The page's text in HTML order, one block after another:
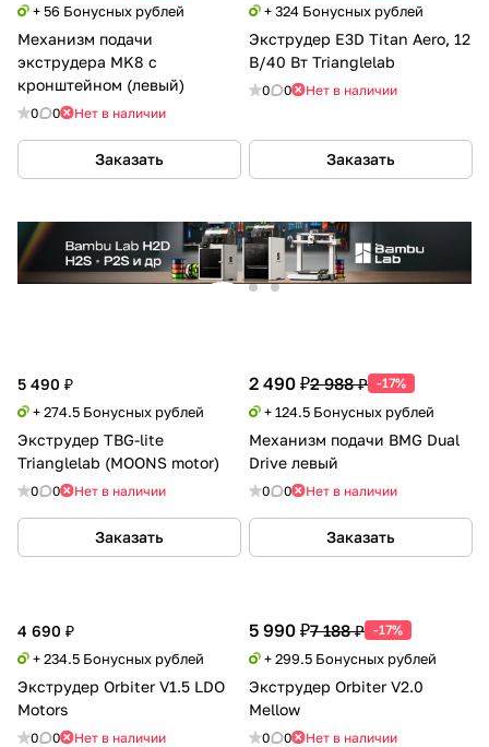
+ 56 Бонусных рублей
Механизм подачи
экструдера MK8 с
кронштейном (левый)
0 0 Нет в наличии
Заказать
+ 324 Бонусных рублей
Экструдер E3D Titan Aero, 12
В/40 Вт Trianglelab
0 0 Нет в наличии
Заказать
5 490 ₽
+ 274.5 Бонусных рублей
Экструдер TBG-lite
Trianglelab (MOONS motor)
0 0 Нет в наличии
Заказать
2 490 ₽2 988 ₽ -17%
+ 124.5 Бонусных рублей
Механизм подачи BMG Dual
Drive левый
0 0 Нет в наличии
Заказать
4 690 ₽
+ 234.5 Бонусных рублей
Экструдер Orbiter V1.5 LDO
Motors
0 0 Нет в наличии
5 990 ₽7 188 ₽ -17%
+ 299.5 Бонусных рублей
Экструдер Orbiter V2.0
Mellow
0 0 Нет в наличии